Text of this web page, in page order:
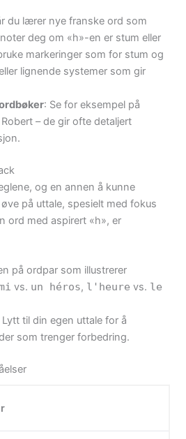
du lærer nye franske ord som
deg om «h»-en er stum eller
markeringer somfor stum og
lignende systemer som gir
: Se for eksempel på
– de gir ofte detaljert
og en annen å kunne
på uttale, spesielt med fokus
ord med aspirert «h», er
på ordpar som illustrerer
vs. un héros, l'heure vs. le
Lytt til din egen uttale for å
som trenger forbedring.